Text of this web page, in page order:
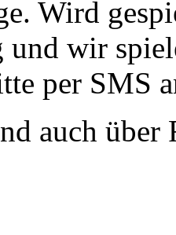
Wird
und wir
per SMS
auch über